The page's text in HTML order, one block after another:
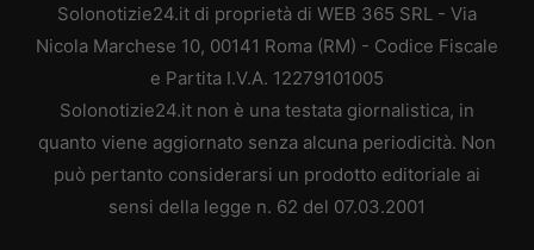
Solonotizie24.it di proprietà di WEB 365 SRL - Via
Nicola Marchese 10, 00141 Roma (RM) - Codice Fiscale
e Partita I.V.A. 12279101005
Solonotizie24.it non è una testata giornalistica, in
quanto viene aggiornato senza alcuna periodicità. Non
può pertanto considerarsi un prodotto editoriale ai
sensi della legge n. 62 del 07.03.2001